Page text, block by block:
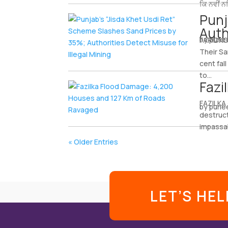
ਕਿ ਨਵੀਂ
by
Their
cent
to...
by
« Older Entries
LET’S